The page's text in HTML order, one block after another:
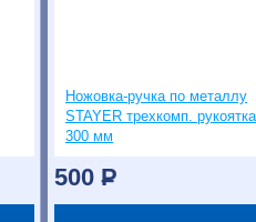
Ножовка-ручка по металлу
STAYER трехкомп.
300 мм
500 P